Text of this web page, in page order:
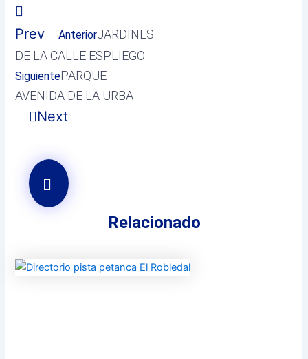
Prev AnteriorJARDINES
DE LA CALLE ESPLIEGO
SiguientePARQUE
AVENIDA DE LA URBA
Next
Relacionado